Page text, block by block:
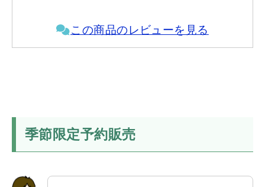
この商品のレビューを見る
季節限定予約販売